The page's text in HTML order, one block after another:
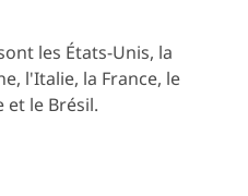
les États-Unis, la
l'Italie, la France, le
et le Brésil.